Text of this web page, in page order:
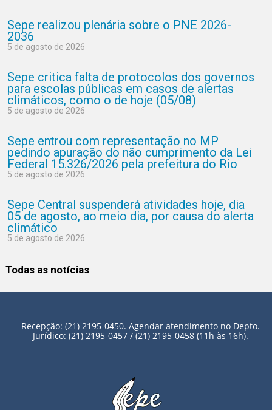
Sepe realizou plenária sobre o PNE 2026-
2036
5 de agosto de 2026
Sepe critica falta de protocolos dos governos
para escolas públicas em casos de alertas
climáticos, como o de hoje (05/08)
5 de agosto de 2026
Sepe entrou com representação no MP
pedindo apuração do não cumprimento da Lei
Federal 15.326/2026 pela prefeitura do Rio
5 de agosto de 2026
Sepe Central suspenderá atividades hoje, dia
05 de agosto, ao meio dia, por causa do alerta
climático
5 de agosto de 2026
Todas as notícias
Recepção: (21) 2195-0450. Agendar atendimento no Depto.
Jurídico: (21) 2195-0457 / (21) 2195-0458 (11h às 16h).